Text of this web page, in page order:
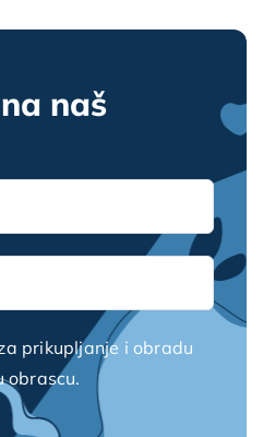
naš
prikupljanje i obradu
obrascu.